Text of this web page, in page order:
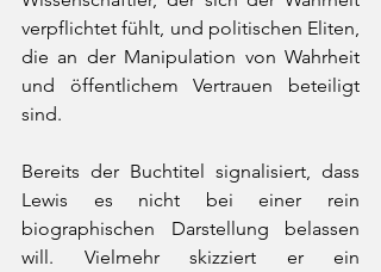
verpflichtet fühlt, und politischen Eliten,
die an der Manipulation von Wahrheit
und öffentlichem Vertrauen beteiligt
sind.
Bereits der Buchtitel signalisiert, dass
Lewis es nicht bei einer rein
biographischen Darstellung belassen
will. Vielmehr skizziert er ein